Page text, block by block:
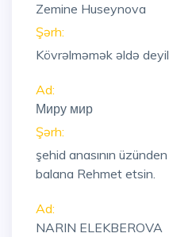
Zemine Huseynova
Şərh:
Kövrəlməmək əldə deyil
Ad:
Миру мир
Şərh:
şehid anasının
balana Rehmet etsin.
Ad:
NARIN ELEKBEROVA